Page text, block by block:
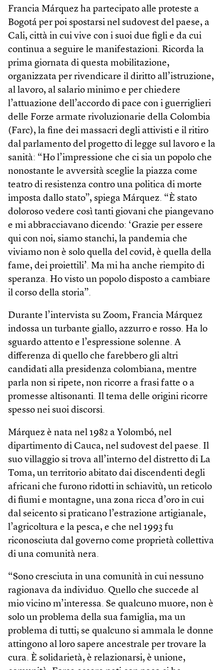
Francia Márquez ha partecipato alle proteste a
Bogotá per poi spostarsi nel sud­ovest del paese, a
Cali, città in cui vive con i suoi due figli e da cui
continua a seguire le manifestazioni. Ricorda la
prima giornata di questa mobilitazione,
organizzata per rivendicare il diritto all’istruzione,
al lavoro, al salario minimo e per chiedere
l’attuazione dell’accordo di pace con i guerriglieri
delle Forze armate rivoluzionarie della Colombia
(Farc), la fine dei massacri degli attivisti e il ritiro
dal parlamento del progetto di legge sul lavoro e la
sanità: “Ho l’impressione che ci sia un popolo che
nonostante le avversità sceglie la piazza come
teatro di resistenza contro una politica di morte
imposta dallo stato”, spiega Márquez. “È stato
doloroso vedere così tanti giovani che piangevano
e mi abbracciavano dicendo: ‘Grazie per essere
qui con noi, siamo stanchi, la pandemia che
viviamo non è solo quella del covid, è quella della
fame, dei proiettili’. Ma mi ha anche riempito di
speranza. Ho visto un popolo disposto a cambiare
il corso della storia”.
Durante l’intervista su Zoom, Francia Márquez
indossa un turbante giallo, azzurro e rosso. Ha lo
sguardo attento e l’espressione solenne. A
differenza di quello che farebbero gli altri
candidati alla presidenza colombiana, mentre
parla non si ripete, non ricorre a frasi fatte o a
promesse altisonanti. Il tema delle origini ricorre
spesso nei suoi discorsi.
Márquez è nata nel 1982 a Yolombó, nel
dipartimento di Cauca, nel sudovest del paese. Il
suo villaggio si trova all’interno del distretto di La
Toma, un territorio abitato dai discendenti degli
africani che furono ridotti in schiavitù, un reticolo
di fiumi e montagne, una zona ricca d’oro in cui
dal seicento si praticano l’estrazione artigianale,
l’agricoltura e la pesca, e che nel 1993 fu
riconosciuta dal governo come proprietà collettiva
di una comunità nera.
“Sono cresciuta in una comunità in cui nessuno
ragionava da individuo. Quello che succede al
mio vicino m’interessa. Se qualcuno muore, non è
solo un problema della sua famiglia, ma un
problema di tutti; se qualcuno si ammala le donne
attingono al loro sapere ancestrale per trovare la
cura. È solidarietà, è relazionarsi, è unione,